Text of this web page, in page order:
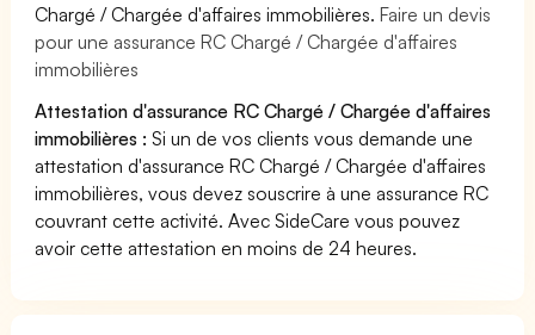
Chargé / Chargée d'affaires immobilières.Faire un devis
pour une assurance RC Chargé / Chargée d'affaires
immobilières
Attestation d'assurance RC Chargé / Chargée d'affaires
immobilières : Si un de vos clients vous demande une
attestation d'assurance RC Chargé / Chargée d'affaires
immobilières, vous devez souscrire à une assurance RC
couvrant cette activité. Avec SideCare vous pouvez
avoir cette attestation en moins de 24 heures.